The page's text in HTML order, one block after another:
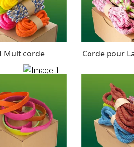
Multicorde Corde pour